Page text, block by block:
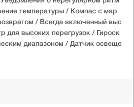
температуры / Компас с мар
/ Всегда включенный выс
для высоких перегрузок / Гироск
диапазоном / Датчик освеще